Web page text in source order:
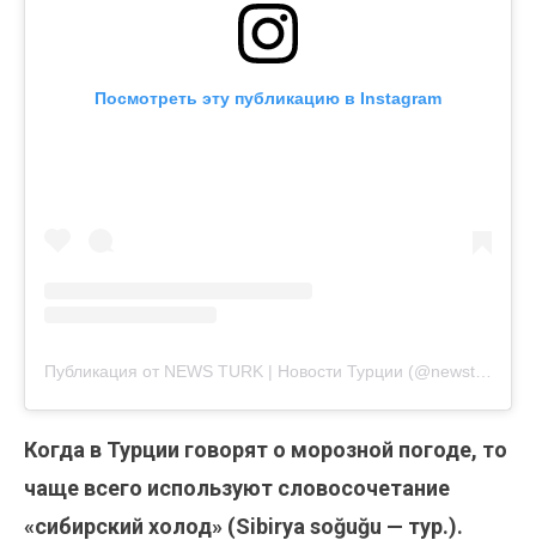
Посмотреть эту публикацию в Instagram
Когда в Турции говорят о морозной погоде, то
чаще всего используют словосочетание
«сибирский холод» (Sibirya soğuğu — тур.).